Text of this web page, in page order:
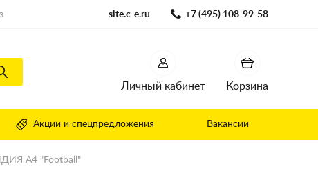
site.c-e.ru +7 (495) 108-99-58
Личный кабинет Корзина
Акции и спецпредложения Вакансии
А4 "Football"